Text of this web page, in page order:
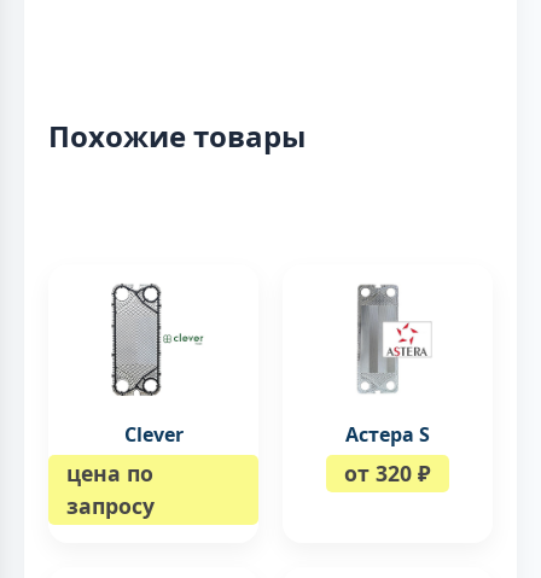
Похожие товары
Clever
цена по
запросу
Астера S
от 320 ₽